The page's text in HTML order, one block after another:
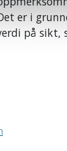
er i
på sikt,